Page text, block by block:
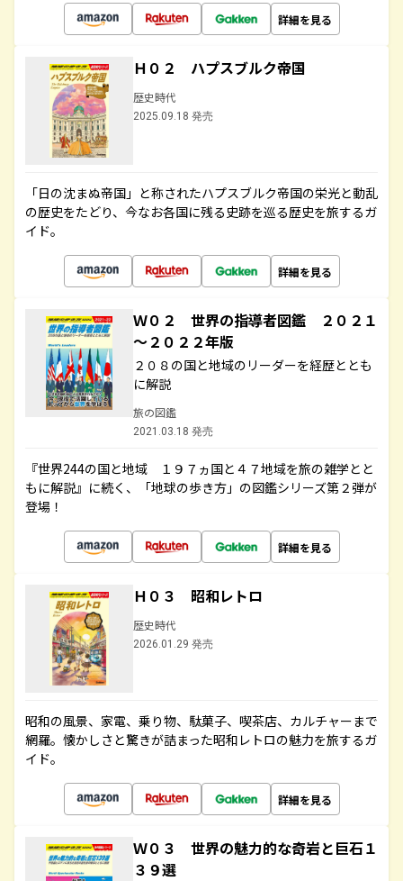
詳細を見る
Ｈ０２ ハプスブルク帝国
歴史時代
2025.09.18 発売
「日の沈まぬ帝国」と称されたハプスブルク帝国の栄光と動乱
の歴史をたどり、今なお各国に残る史跡を巡る歴史を旅するガ
イド。
詳細を見る
Ｗ０２ 世界の指導者図鑑 ２０２１
～２０２２年版
２０８の国と地域のリーダーを経歴ととも
に解説
旅の図鑑
2021.03.18 発売
『世界244の国と地域 １９７ヵ国と４７地域を旅の雑学とと
もに解説』に続く、「地球の歩き方」の図鑑シリーズ第２弾が
登場！
詳細を見る
Ｈ０３ 昭和レトロ
歴史時代
2026.01.29 発売
昭和の風景、家電、乗り物、駄菓子、喫茶店、カルチャーまで
網羅。懐かしさと驚きが詰まった昭和レトロの魅力を旅するガ
イド。
詳細を見る
Ｗ０３ 世界の魅力的な奇岩と巨石１
３９選